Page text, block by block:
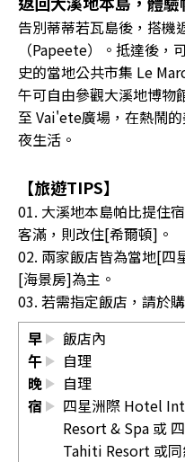
告別蒂蒂若瓦島後，搭機
（Papeete）。抵達後
史的當地公共市集 Le
午可自由參觀大溪地博物
至 Vai'ete廣場，在熱鬧
夜生活。
【旅遊TIPS】
01. 大溪地本島帕比提住
客滿，則改住[希爾頓]。
02. 兩家飯店皆為當地[四
[海景房]為主。
03. 若需指定飯店，請於
早
飯店內
午
自理
晚
自理
宿
四星洲際 Hotel
Resort & Spa 或
Tahiti Resort 或同